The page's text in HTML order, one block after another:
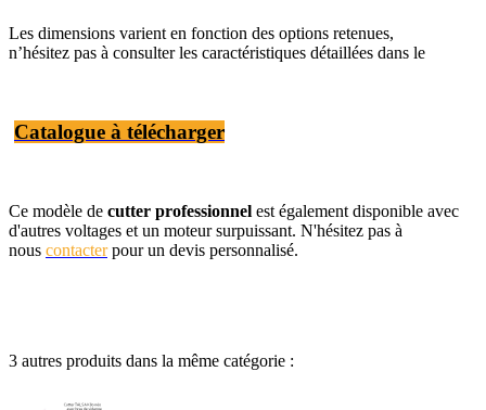
Les dimensions varient en fonction des options retenues,
n’hésitez pas à consulter les caractéristiques détaillées dans le
Catalogue à télécharger
Ce modèle de cutter professionnel est également disponible avec
d'autres voltages et un moteur surpuissant. N'hésitez pas à
nous contacterpour un devis personnalisé.
3 autres produits dans la même catégorie :